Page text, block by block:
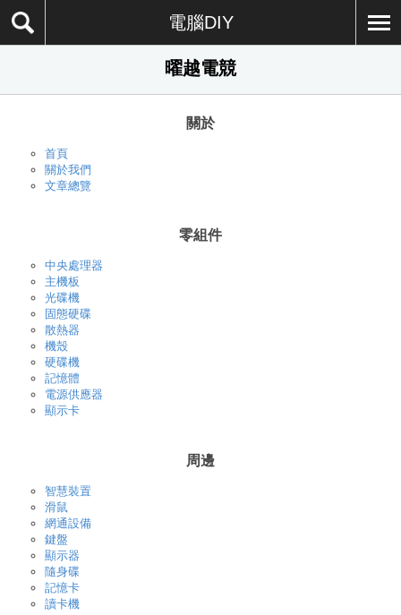
電腦DIY
曜越電競
關於
首頁
關於我們
文章總覽
零組件
中央處理器
主機板
光碟機
固態硬碟
散熱器
機殼
硬碟機
記憶體
電源供應器
顯示卡
周邊
智慧裝置
滑鼠
網通設備
鍵盤
顯示器
隨身碟
記憶卡
讀卡機